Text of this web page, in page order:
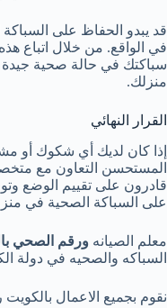
قد يبدو الحفاظ على
في الواقع. من خلال اتباع
سباكتك في حالة صحية جيدة
منزلك.
القرار النهائي
إذا كان لديك أي شكوك أو
المستحسن التعاون مع
قادرون على تقييم الوضع
على السباكة الصحية في
معلم الصيانه ورقم الصحي
السباكه والصحيه في دولة
نقوم بجميع الاعمال